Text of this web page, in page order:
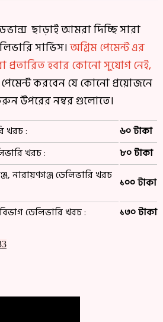
ছাড়াই আমরা দিচ্ছি সারা
সার্ভিস।অগ্রিম পেমেন্ট এর
প্রতারিত হবার কোনো সুযোগ নেই,
পেমেন্ট করবেন যে কোনো প্রয়োজনে
উপরের নম্বর গুলোতে।
খরচ :
৬০ টাকা
খরচ :
৮০ টাকা
নারায়ণগঞ্জ ডেলিভারি খরচ ১০০ টাকা
ডেলিভারি খরচ :
১৩০ টাকা